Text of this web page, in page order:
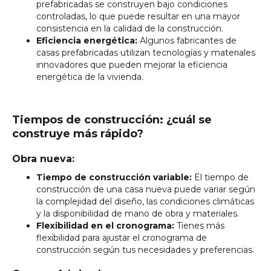
prefabricadas se construyen bajo condiciones
controladas, lo que puede resultar en una mayor
consistencia en la calidad de la construcción.
Eficiencia energética: Algunos fabricantes de
casas prefabricadas utilizan tecnologías y materiales
innovadores que pueden mejorar la eficiencia
energética de la vivienda.
Tiempos de construcción: ¿cuál se
construye más rápido?
Obra nueva:
Tiempo de construcción variable: El tiempo de
construcción de una casa nueva puede variar según
la complejidad del diseño, las condiciones climáticas
y la disponibilidad de mano de obra y materiales.
Flexibilidad en el cronograma: Tienes más
flexibilidad para ajustar el cronograma de
construcción según tus necesidades y preferencias.